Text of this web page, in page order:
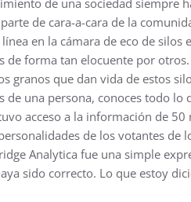
de una sociedad siempre
de cara-a-cara de la
en la cámara de eco de silos
de forma tan elocuente por otros.
granos que dan vida de estos
de una persona, conoces todo lo
acceso a la información de
de los votantes de
Analytica fue una simple
sido correcto. Lo que estoy